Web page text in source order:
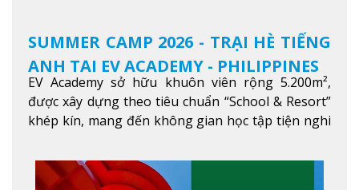
SUMMER CAMP 2026 - TRẠI HÈ TIẾNG
ANH TẠI EV ACADEMY - PHILIPPINES
EV Academy sở hữu khuôn viên rộng 5.200m²,
được xây dựng theo tiêu chuẩn “School & Resort”
khép kín, mang đến không gian học tập tiện nghi
ích hiện đạXem thêm